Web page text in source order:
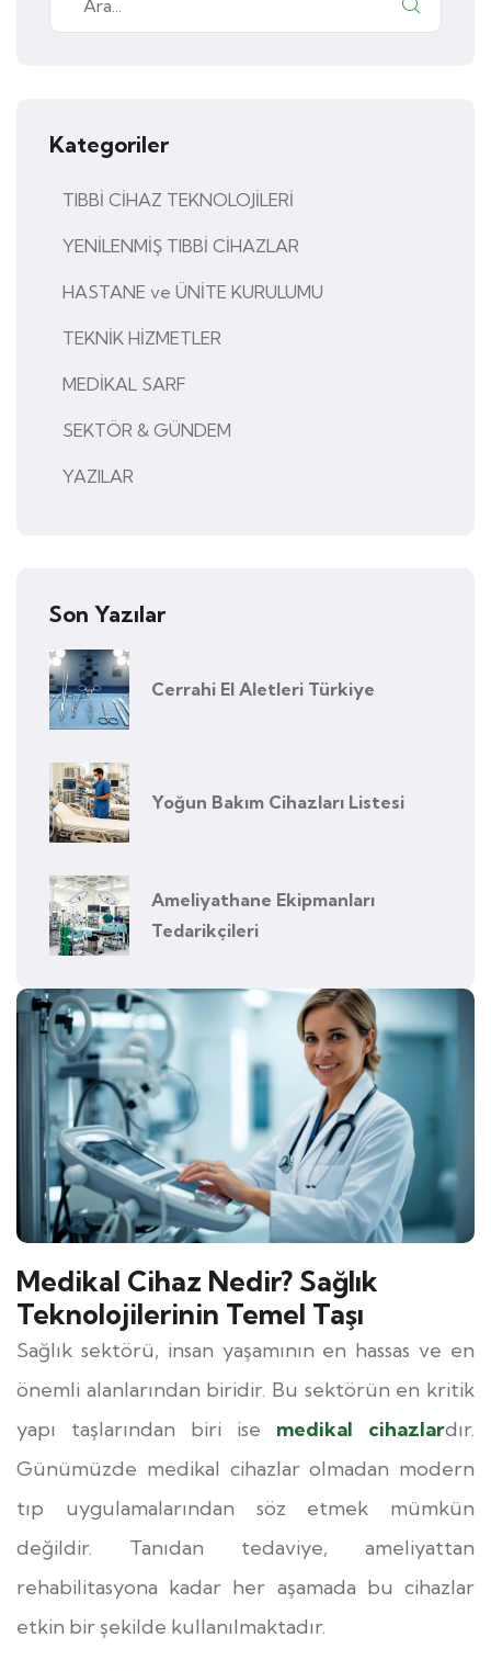
Kategoriler
TIBBİ CİHAZ TEKNOLOJİLERİ
YENİLENMİŞ TIBBİ CİHAZLAR
HASTANE ve ÜNİTE KURULUMU
TEKNİK HİZMETLER
MEDİKAL SARF
SEKTÖR & GÜNDEM
YAZILAR
Son Yazılar
Cerrahi El Aletleri Türkiye
Yoğun Bakım Cihazları Listesi
Ameliyathane Ekipmanları
Tedarikçileri
Medikal Cihaz Nedir? Sağlık
Teknolojilerinin Temel Taşı
Sağlık sektörü, insan yaşamının en hassas ve en
önemli alanlarından biridir. Bu sektörün en kritik
yapı taşlarından biri ise medikal cihazlardır.
Günümüzde medikal cihazlar olmadan modern
tıp uygulamalarından söz etmek mümkün
değildir. Tanıdan tedaviye, ameliyattan
rehabilitasyona kadar her aşamada bu cihazlar
etkin bir şekilde kullanılmaktadır.